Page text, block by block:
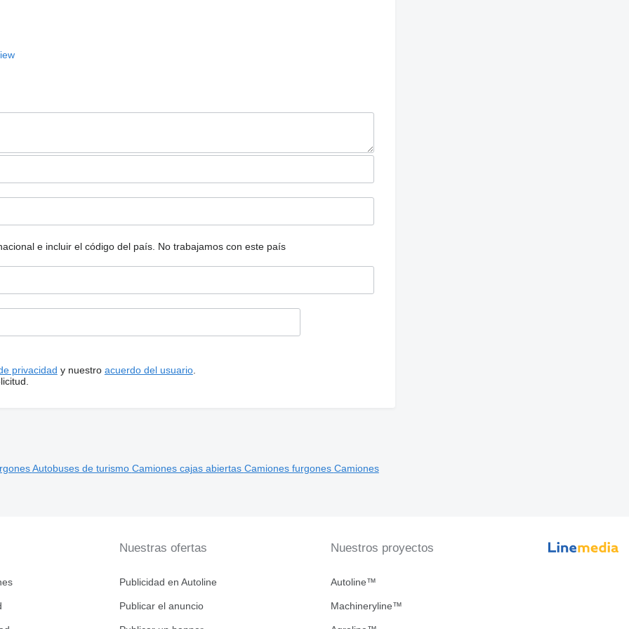
e incluir el código del país. No trabajamos con este país
privacidad y nuestro acuerdo del usuario.
Autobuses de turismo Camiones cajas abiertas Camiones furgones Camiones
Nuestras ofertas
Publicidad en Autoline
Publicar el anuncio
Nuestros proyectos
Autoline™
Machineryline™